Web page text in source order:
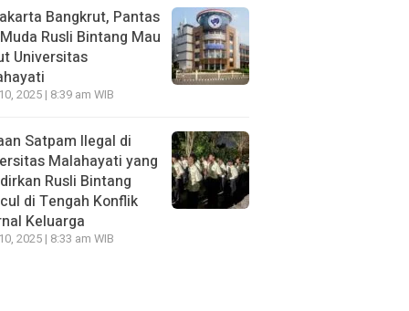
Bangkrut, Pantas
Rusli Bintang Mau
Universitas
2025 | 8:39 am WIB
Satpam Ilegal di
Malahayati yang
Rusli Bintang
di Tengah Konflik
Keluarga
2025 | 8:33 am WIB